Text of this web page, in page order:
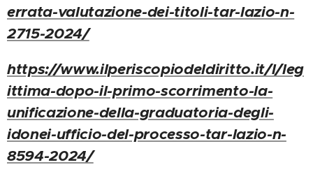
errata-valutazione-dei-titoli-tar-lazio-n-
2715-2024/
https://www.ilperiscopiodeldiritto.it/l/leg
ittima-dopo-il-primo-scorrimento-la-
unificazione-della-graduatoria-degli-
idonei-ufficio-del-processo-tar-lazio-n-
8594-2024/